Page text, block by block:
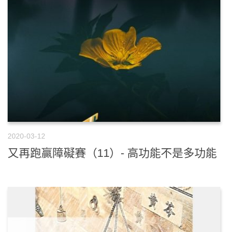
2020-03-12
又再跑贏障礙賽（11）- 高功能不是多功能